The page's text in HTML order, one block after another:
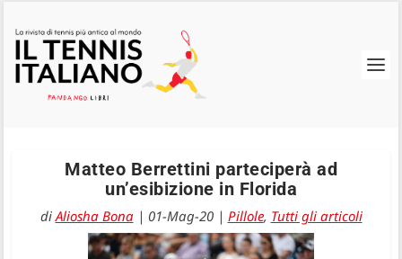
Matteo Berrettini parteciperà ad
un’esibizione in Florida
diAliosha Bona| 01-Mag-20| Pillole, Tutti gli articoli